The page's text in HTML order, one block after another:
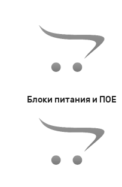
Блоки питания и ПОЕ